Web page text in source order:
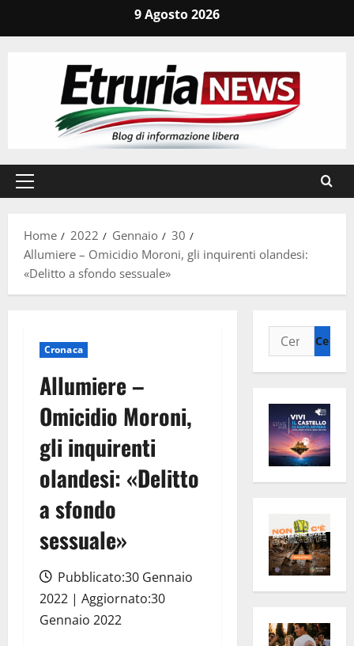
9 Agosto 2026
Menu
Home
2022 Gennaio
30
Allumiere – Omicidio Moroni, gli inquirenti olandesi:
«Delitto a sfondo sessuale»
Cronaca
Allumiere –
Omicidio Moroni,
gli inquirenti
olandesi: «Delitto
a sfondo
sessuale»
Pubblicato:30 Gennaio
2022 | Aggiornato:30
Gennaio 2022
Ricerca
per: